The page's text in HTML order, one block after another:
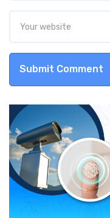
Submit Comment